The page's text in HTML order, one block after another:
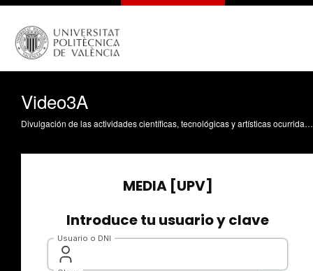
Video3A
Divulgación de las actividades científicas, tecnológicas y artísticas ocurridas en los tres campus de la UPV